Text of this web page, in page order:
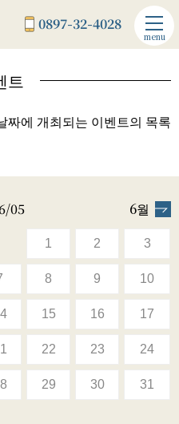
0897-32-4028
menu
트
짜에 개최되는 이벤트의 목록
05 6월
1 2 3
8 9 10
15 16 17
22 23 24
29 30 31